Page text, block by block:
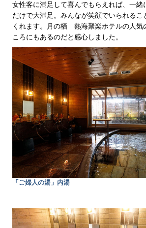
女性客に満足して喜んでもらえれば、一緒
だけで大満足。みんなが笑顔でいられるこ
くれます。月の栖 熱海聚楽ホテルの人気
ころにもあるのだと感心しました。
「ご婦人の湯」内湯